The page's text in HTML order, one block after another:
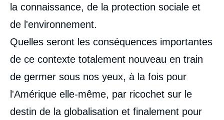
la connaissance, de la protection sociale et
de l'environnement.
Quelles seront les conséquences importantes
de ce contexte totalement nouveau en train
de germer sous nos yeux, à la fois pour
l'Amérique elle-même, par ricochet sur le
destin de la globalisation et finalement pour
Image
de
couverture
de
la
publication